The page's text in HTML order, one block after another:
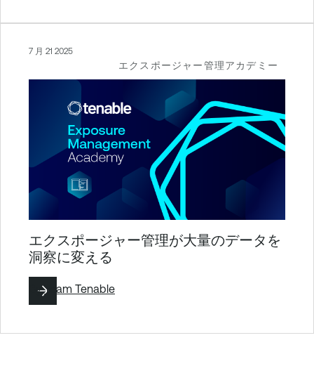
エクスポージャー管理アカデミー
7 月 21 2025
エクスポージャー管理が大量のデータを
洞察に変える
ByTeam Tenable